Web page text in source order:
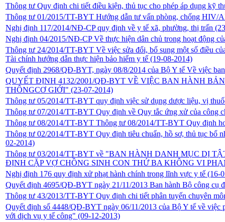
Thông tư Quy định chi tiết điều kiện, thủ tục cho phép áp dụng kỹ
Thông tư 01/2015/TT-BYT Hướng dẫn tư vấn phòng, chống HIV/
Nghị định 117/2014/NĐ-CP quy định về y tế xã, phường, thị trấn
Nghị định 04/2015/NĐ-CP Về thực hiện dân chủ trong hoạt động
Thông tư 24/2014/TT-BYT Về việc sửa đổi, bổ sung một số điều
Tài chính hướng dẫn thực hiện bảo hiểm y tế (19-08-2014)
Quyết định 2968/QĐ-BYT, ngày 08/8/2014 của Bộ Y tế Về việc
QUYẾT ĐỊNH 4132/2001/QĐ-BYT VỀ VIỆC BAN HÀNH
THÔNGCƠ GIỚI" (23-07-2014)
Thông tư 05/2014/TT-BYT quy định việc sử dụng dược liệu, vị
Thông tư 07/2014/TT-BYT Quy định về Quy tắc ứng xử của công
Thông tư 08/2014/TT-BYT Thông tư 08/2014/TT-BYT Quy định
Thông tư 02/2014/TT-BYT Quy định tiêu chuẩn, hồ sơ, thủ tục bổ
02-2014)
Thông tư 03/2014/TT-BYT về "BAN HÀNH DANH MỤC DỊ
ĐỊNH CẶP VỢ CHỒNG SINH CON THỨ BA KHÔNG VI
Nghị định 176 quy định xử phạt hành chính trong lĩnh vực y tế (16-
Quyết định 4695/QĐ-BYT ngày 21/11/2013 Ban hành Bộ công cụ
Thông tư 43/2013/TT-BYT Quy định chi tiết phân tuyến chuyên
Quyết định số 4448/QĐ-BYT ngày 06/11/2013 của Bộ Y tế về
với dịch vụ y tế công" (09-12-2013)